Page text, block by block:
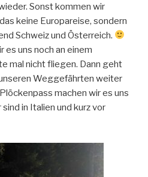
Sonst kommen wir
keine Europareise, sondern
Schweiz und Österreich.
es uns noch an einem
mal nicht fliegen. Dann geht
Weggefährten weiter
machen wir es uns
in Italien und kurz vor